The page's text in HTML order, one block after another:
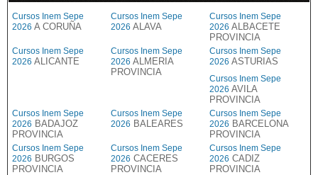
Cursos Inem Sepe
2026 A CORUÑA
Cursos Inem Sepe
2026 ALAVA
Cursos Inem Sepe
2026 ALBACETE
PROVINCIA
Cursos Inem Sepe
2026 ALICANTE
Cursos Inem Sepe
2026 ALMERIA
PROVINCIA
Cursos Inem Sepe
2026 ASTURIAS
Cursos Inem Sepe
2026 AVILA
PROVINCIA
Cursos Inem Sepe
2026 BADAJOZ
PROVINCIA
Cursos Inem Sepe
2026 BALEARES
Cursos Inem Sepe
2026 BARCELONA
PROVINCIA
Cursos Inem Sepe
2026 BURGOS
PROVINCIA
Cursos Inem Sepe
2026 CACERES
PROVINCIA
Cursos Inem Sepe
2026 CADIZ
PROVINCIA